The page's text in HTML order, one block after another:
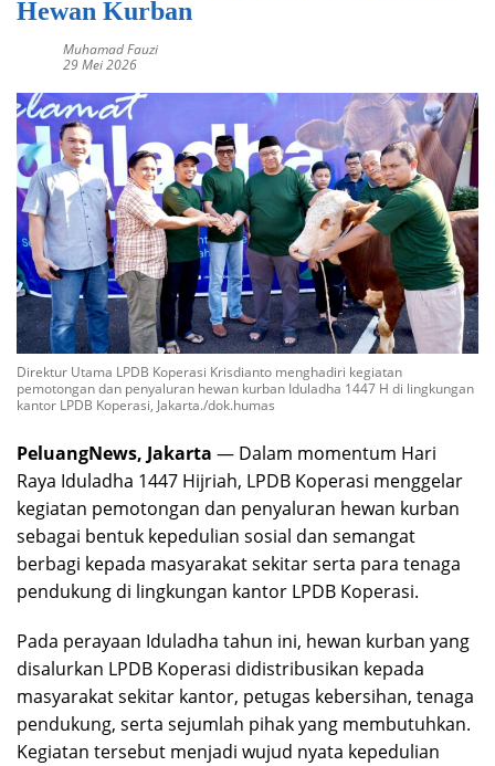
Hewan Kurban
Muhamad Fauzi
29 Mei 2026
Direktur Utama LPDB Koperasi Krisdianto menghadiri kegiatan
pemotongan dan penyaluran hewan kurban Iduladha 1447 H di lingkungan
kantor LPDB Koperasi, Jakarta./dok.humas
PeluangNews, Jakarta — Dalam momentum Hari
Raya Iduladha 1447 Hijriah, LPDB Koperasi menggelar
kegiatan pemotongan dan penyaluran hewan kurban
sebagai bentuk kepedulian sosial dan semangat
berbagi kepada masyarakat sekitar serta para tenaga
pendukung di lingkungan kantor LPDB Koperasi.
Pada perayaan Iduladha tahun ini, hewan kurban yang
disalurkan LPDB Koperasi didistribusikan kepada
masyarakat sekitar kantor, petugas kebersihan, tenaga
pendukung, serta sejumlah pihak yang membutuhkan.
Kegiatan tersebut menjadi wujud nyata kepedulian